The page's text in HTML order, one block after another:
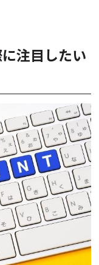
注目したい